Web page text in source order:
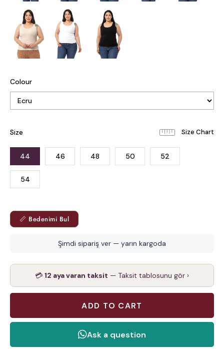
Colour
Size
44 46 48 50 52
54
📏 Bedenimi Bul
Şimdi sipariş ver — yarın kargoda
💳 12 aya varan taksit — Taksit tablosunu gör ›